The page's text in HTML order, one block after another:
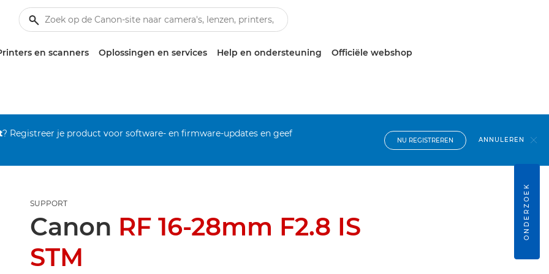
en scanners Oplossingen en services Help en ondersteuning Officiële webshop
? Registreer je product voor software- en firmware-updates en geef
NU REGISTREREN ANNULEREN
SUPPORT
Canon RF 16-28mm F2.8 IS
STM
ONDERZOEK